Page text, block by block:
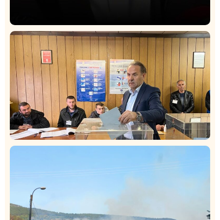
Društvo Istaknuto 421
Lončar o Opštoj bolnici u Novom Pazaru: „Šta glumite?
Taksi stanicu?“